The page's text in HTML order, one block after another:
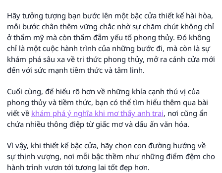
Hãy tưởng tượng bạn bước lên một bậc cửa thiết kế hài hòa,
mỗi bước chân thêm vững chắc nhờ sự chăm chút không chỉ
ở thẩm mỹ mà còn thấm đẫm yếu tố phong thủy. Đó không
chỉ là một cuộc hành trình của những bước đi, mà còn là sự
khám phá sâu xa về tri thức phong thủy, mở ra cánh cửa mới
đến với sức mạnh tiềm thức và tâm linh.
Cuối cùng, để hiểu rõ hơn về những khía cạnh thú vị của
phong thủy và tiềm thức, bạn có thể tìm hiểu thêm qua bài
viết về khám phá ý nghĩa khi mơ thấy anh trai, nơi cũng ẩn
chứa nhiều thông điệp từ giấc mơ và dấu ấn văn hóa.
Vì vậy, khi thiết kế bậc cửa, hãy chọn con đường hướng về
sự thịnh vượng, nơi mỗi bậc thềm như những điểm đệm cho
hành trình vươn tới tương lai tốt đẹp hơn.